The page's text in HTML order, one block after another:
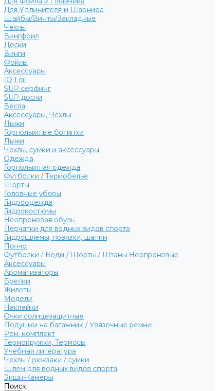
Для Удлинителя и Шарнира
Шайбы/Винты/Закладные
Чехлы
Вингфоил
Доски
Винги
Фойлы
Аксессуары
IQ Foil
SUP серфинг
SUP доски
Весла
Аксессуары, Чехлы
Лыжи
Горнолыжные ботинки
Лыжи
Чехлы, сумки и аксессуары
Одежда
Горнолыжная одежда
Футболки / Термобелье
Шорты
Головные уборы
Гидроодежда
Гидрокостюмы
Неопреновая обувь
Перчатки для водных видов спорта
Гидрошлемы, повязки, шапки
Пончо
Футболки / Боди / Шорты / Штаны Неопреновые
Аксессуары
Ароматизаторы
Брелки
Жилеты
Модели
Наклейки
Очки солнцезащитные
Подушки на багажник / Увязочные ремни
Рем. комплект
Термокружки, Термосы
Учебная литература
Чехлы / рюкзаки / сумки
Шлем для водных видов спорта
Экшн-Камеры
Поиск